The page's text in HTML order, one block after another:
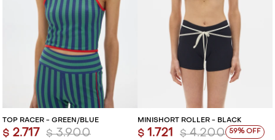
TOP RACER - GREEN/BLUE
$ 2.717 $ 3.900
MINISHORT ROLLER - BLACK
$ 1.721 $ 4.200 59